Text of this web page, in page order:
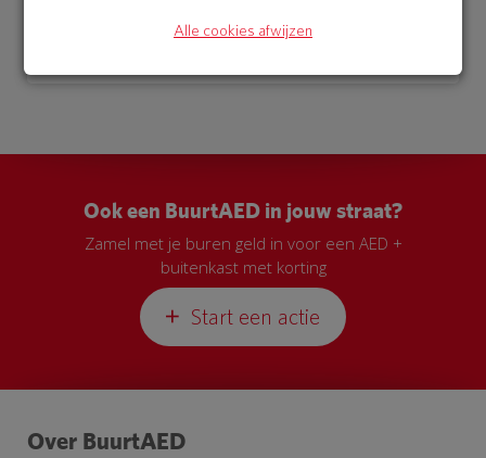
Ook een BuurtAED in jouw straat?
Zamel met je buren geld in voor een AED +
buitenkast met korting
Start een actie
Over BuurtAED
Alle cookies afwijzen